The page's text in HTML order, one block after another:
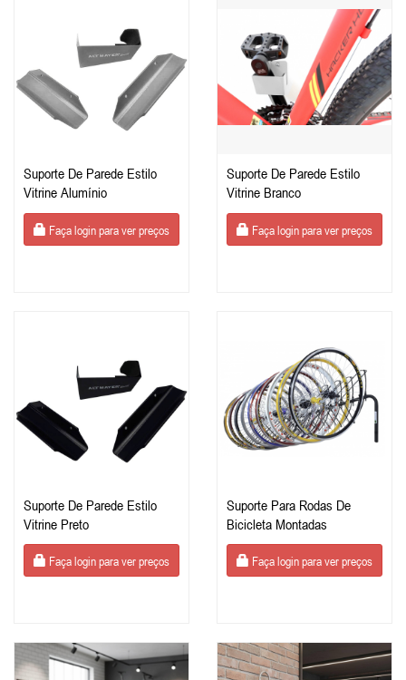
Suporte De Parede Estilo
Vitrine Alumínio
Faça login para ver preços
Suporte De Parede Estilo
Vitrine Branco
Faça login para ver preços
Suporte De Parede Estilo
Vitrine Preto
Faça login para ver preços
Suporte Para Rodas De
Bicicleta Montadas
Faça login para ver preços